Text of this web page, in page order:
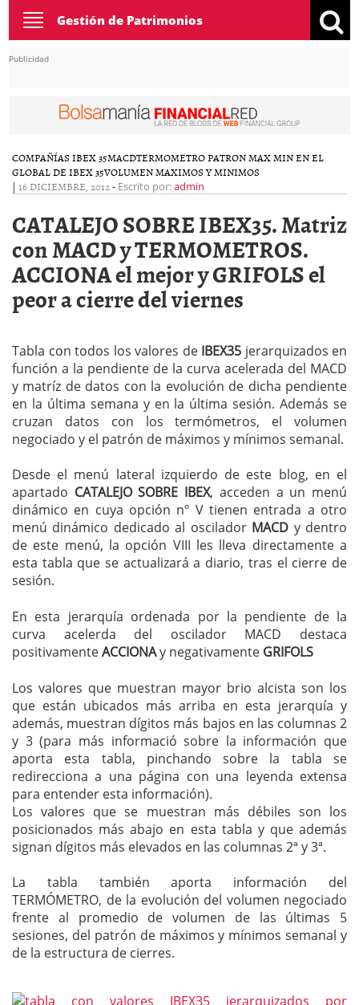
Toggle
navigation
Gestión de Patrimonios
Publicidad
COMPAÑÍAS IBEX 35MACDTERMOMETRO PATRON MAX MIN EN EL
GLOBAL DE IBEX 35VOLUMEN MAXIMOS Y MINIMOS
| 16 DICIEMBRE, 2012- Escrito por:admin
CATALEJO SOBRE IBEX35. Matriz
con MACD y TERMOMETROS.
ACCIONA el mejor y GRIFOLS el
peor a cierre del viernes
Tabla con todos los valores de IBEX35 jerarquizados en
función a la pendiente de la curva acelerada del MACD
y matríz de datos con la evolución de dicha pendiente
en la última semana y en la última sesión. Además se
cruzan datos con los termómetros, el volumen
negociado y el patrón de máximos y mínimos semanal.
Desde el menú lateral izquierdo de este blog, en el
apartado CATALEJO SOBRE IBEX, acceden a un menú
dinámico en cuya opción nº V tienen entrada a otro
menú dinámico dedicado al oscilador MACD y dentro
de este menú, la opción VIII les lleva directamente a
esta tabla que se actualizará a diario, tras el cierre de
sesión.
En esta jerarquía ordenada por la pendiente de la
curva acelerda del oscilador MACD destaca
positivamenteACCIONAy negativamente GRIFOLS
Los valores que muestran mayor brio alcista son los
que están ubicados más arriba en esta jerarquía y
además, muestran dígitos más bajos en las columnas 2
y 3 (para más informació sobre la información que
aporta esta tabla, pinchando sobre la tabla se
redirecciona a una página con una leyenda extensa
para entender esta información).
Los valores que se muestran más débiles son los
posicionados más abajo en esta tabla y que además
signan dígitos más elevados en las columnas 2ª y 3ª.
La tabla también aporta información del
TERMÓMETRO, de la evolución del volumen negociado
frente al promedio de volumen de las últimas 5
sesiones, del patrón de máximos y mínimos semanal y
de la estructura de cierres.